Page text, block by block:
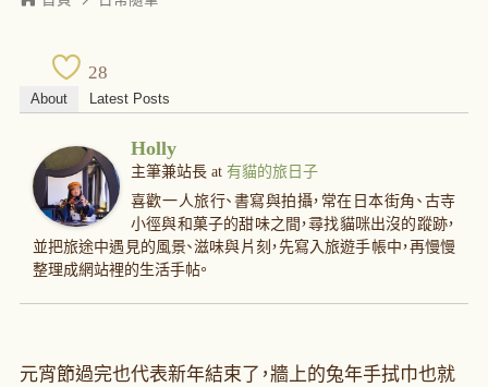
28
About Latest Posts
Holly
主筆兼站長at 有貓的旅日子
喜歡一人旅行、書寫與拍攝，常在日本街角、古寺
小徑與和菓子的甜味之間，尋找貓咪出沒的蹤跡，
並把旅途中遇見的風景、滋味與片刻，先寫入旅遊手帳中，再慢慢
整理成網站裡的生活手帖。
元宵節過完也代表新年結束了，牆上的兔年手拭巾也就